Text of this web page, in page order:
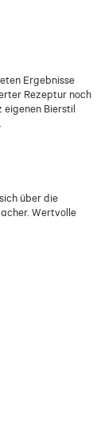
Ergebnisse
Rezeptur noch
eigenen Bierstil
über die
Wertvolle